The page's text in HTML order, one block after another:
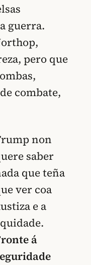
guerra.
pero que
combate,
non
saber
que teña
ver coa
e a
á